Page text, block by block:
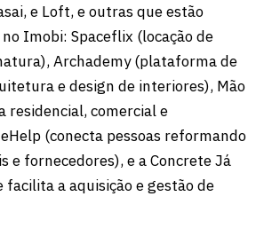
e Loft, e outras que estão
Imobi: Spaceflix (locação de
Archademy (plataforma de
e design de interiores), Mão
residencial, comercial e
(conecta pessoas reformando
e fornecedores), e a Concrete Já
a aquisição e gestão de